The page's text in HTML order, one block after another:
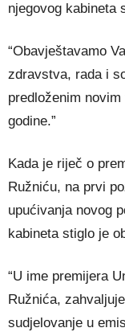
njegovog kabineta
“Obavještavamo
zdravstva, rada i
predloženim
godine.”
Kada je riječ o
Ružniću, na prvi
upućivanja novog
kabineta stiglo je
“U ime premijera
Ružnića,
sudjelovanje u